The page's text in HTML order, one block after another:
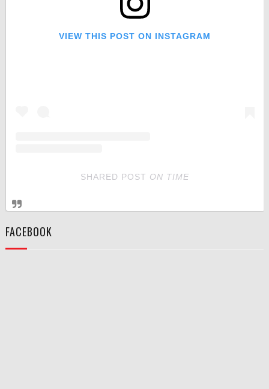
VIEW THIS POST ON INSTAGRAM
SHARED POST ON TIME
FACEBOOK